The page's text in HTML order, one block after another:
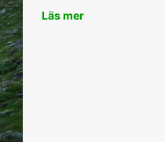
aux villages
sable fin et les réserves
Läs mer